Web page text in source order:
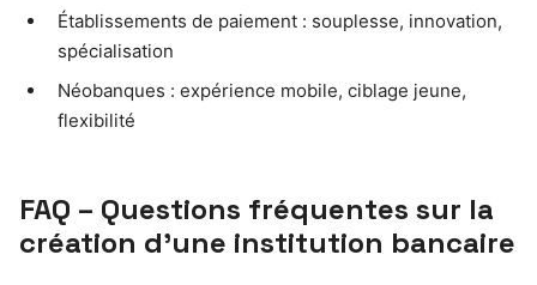
Établissements de paiement : souplesse, innovation,
spécialisation
Néobanques : expérience mobile, ciblage jeune,
flexibilité
FAQ – Questions fréquentes sur la
création d’une institution bancaire